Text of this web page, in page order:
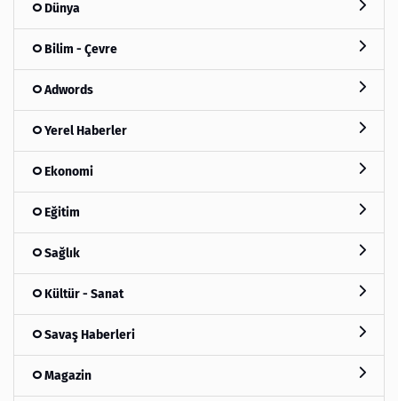
Dünya
Bilim - Çevre
Adwords
Yerel Haberler
Ekonomi
Eğitim
Sağlık
Kültür - Sanat
Savaş Haberleri
Magazin